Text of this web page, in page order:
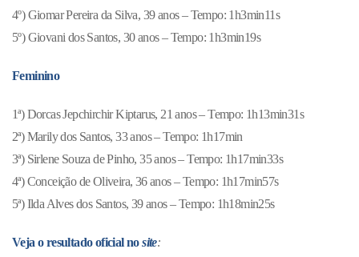
4º) Giomar Pereira da Silva, 39 anos – Tempo: 1h3min11s
5º) Giovani dos Santos, 30 anos – Tempo: 1h3min19s
Feminino
1ª) Dorcas Jepchirchir Kiptarus, 21 anos – Tempo: 1h13min31s
2ª) Marily dos Santos, 33 anos – Tempo: 1h17min
3ª) Sirlene Souza de Pinho, 35 anos – Tempo: 1h17min33s
4ª) Conceição de Oliveira, 36 anos – Tempo: 1h17min57s
5ª) Ilda Alves dos Santos, 39 anos – Tempo: 1h18min25s
Veja o resultado oficial nosite: